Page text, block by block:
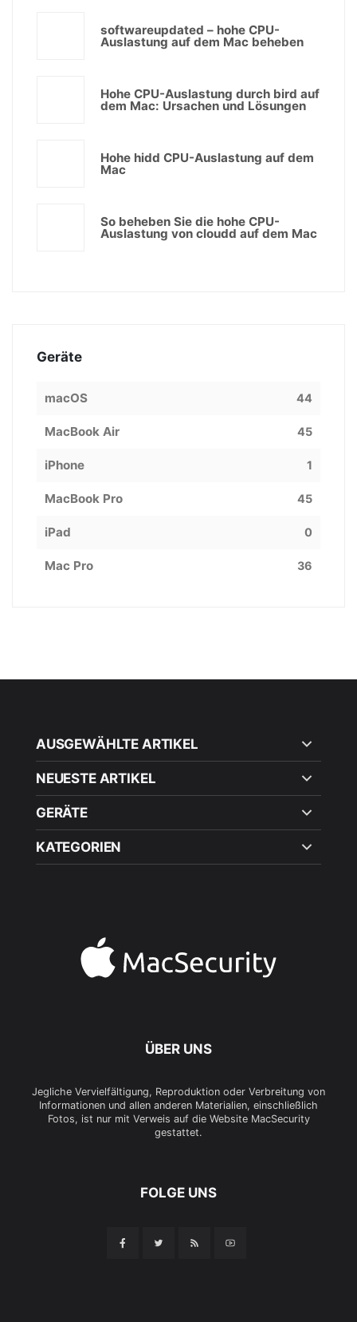
softwareupdated – hohe CPU-
Auslastung auf dem Mac beheben
Hohe CPU-Auslastung durch bird auf
dem Mac: Ursachen und Lösungen
Hohe hidd CPU-Auslastung auf dem
Mac
So beheben Sie die hohe CPU-
Auslastung von cloudd auf dem Mac
Geräte
macOS 44
MacBook Air 45
iPhone 1
MacBook Pro 45
iPad 0
Mac Pro 36
AUSGEWÄHLTE ARTIKEL
NEUESTE ARTIKEL
GERÄTE
KATEGORIEN
ÜBER UNS
Jegliche Vervielfältigung, Reproduktion oder Verbreitung von
Informationen und allen anderen Materialien, einschließlich
Fotos, ist nur mit Verweis auf die Website MacSecurity
gestattet.
FOLGE UNS